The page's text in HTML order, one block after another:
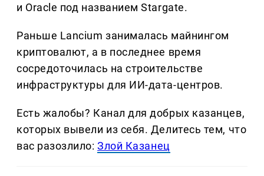
и Oracle под названием Stargate.
Раньше Lancium занималась майнингом
криптовалют, а в последнее время
сосредоточилась на строительстве
инфраструктуры для ИИ-дата-центров.
Есть жалобы? Канал для добрых казанцев,
которых вывели из себя. Делитеcь тем, что
вас разозлило:Злой Казанец